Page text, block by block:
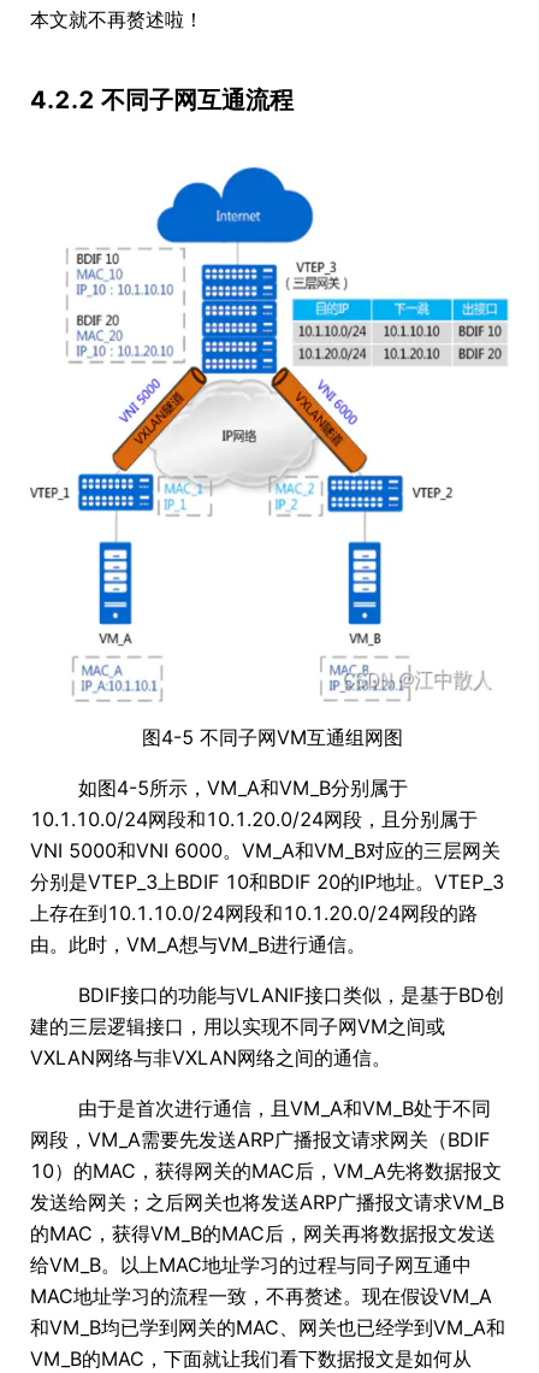
本文就不再赘述啦！
4.2.2 不同子网互通流程
图4-5 不同子网VM互通组网图
如图4-5所示，VM_A和VM_B分别属于
10.1.10.0/24网段和10.1.20.0/24网段，且分别属于
VNI 5000和VNI 6000。VM_A和VM_B对应的三层网关
分别是VTEP_3上BDIF 10和BDIF 20的IP地址。VTEP_3
上存在到10.1.10.0/24网段和10.1.20.0/24网段的路
由。此时，VM_A想与VM_B进行通信。
BDIF接口的功能与VLANIF接口类似，是基于BD创
建的三层逻辑接口，用以实现不同子网VM之间或
VXLAN网络与非VXLAN网络之间的通信。
由于是首次进行通信，且VM_A和VM_B处于不同
网段，VM_A需要先发送ARP广播报文请求网关（BDIF
10）的MAC，获得网关的MAC后，VM_A先将数据报文
发送给网关；之后网关也将发送ARP广播报文请求VM_B
的MAC，获得VM_B的MAC后，网关再将数据报文发送
给VM_B。以上MAC地址学习的过程与同子网互通中
MAC地址学习的流程一致，不再赘述。现在假设VM_A
和VM_B均已学到网关的MAC、网关也已经学到VM_A和
VM_B的MAC，下面就让我们看下数据报文是如何从